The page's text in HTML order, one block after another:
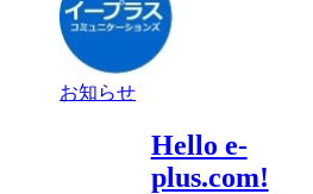
お知らせ
Hello e-
plus.com!